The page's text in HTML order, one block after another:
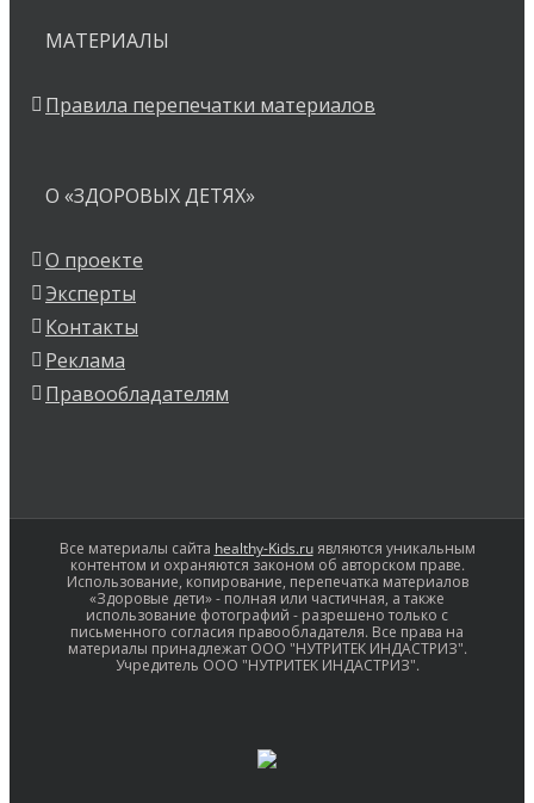
МАТЕРИАЛЫ
Правила перепечатки материалов
О «ЗДОРОВЫХ ДЕТЯХ»
О проекте
Эксперты
Контакты
Реклама
Правообладателям
Все материалы сайта healthy-Kids.ruявляются уникальным
контентом и охраняются законом об авторском праве.
Использование, копирование, перепечатка материалов
«Здоровые дети» - полная или частичная, а также
использование фотографий - разрешено только с
письменного согласия правообладателя. Все права на
материалы принадлежат ООО "НУТРИТЕК ИНДАСТРИЗ".
Учредитель ООО "НУТРИТЕК ИНДАСТРИЗ".